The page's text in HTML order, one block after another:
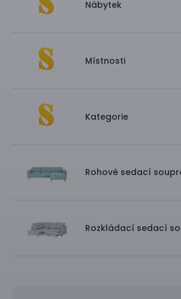
Nábytek
Místnosti
Kategorie
Rohové sedací
Rozkládací sedací